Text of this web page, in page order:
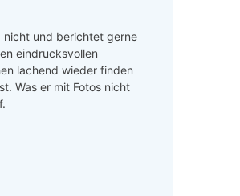
nicht und berichtet gerne
eindrucksvollen
lachend wieder finden
Was er mit Fotos nicht